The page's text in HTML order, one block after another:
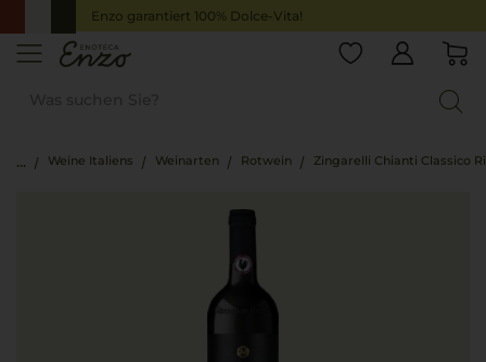
Enzo garantiert 100% Dolce-Vita!
Weine Italiens Weinarten Rotwein Zingarelli Chianti Classico